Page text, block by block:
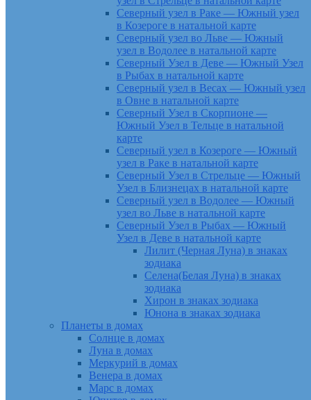
Северный узел в Раке — Южный узел
в Козероге в натальной карте
Северный узел во Льве — Южный
узел в Водолее в натальной карте
Северный Узел в Деве — Южный Узел
в Рыбах в натальной карте
Северный узел в Весах — Южный узел
в Овне в натальной карте
Северный Узел в Скорпионе —
Южный Узел в Тельце в натальной
карте
Северный узел в Козероге — Южный
узел в Раке в натальной карте
Северный Узел в Стрельце — Южный
Узел в Близнецах в натальной карте
Северный узел в Водолее — Южный
узел во Льве в натальной карте
Северный Узел в Рыбах — Южный
Узел в Деве в натальной карте
Лилит (Черная Луна) в знаках
зодиака
Селена(Белая Луна) в знаках
зодиака
Хирон в знаках зодиака
Юнона в знаках зодиака
Планеты в домах
Солнце в домах
Луна в домах
Меркурий в домах
Венера в домах
Марс в домах